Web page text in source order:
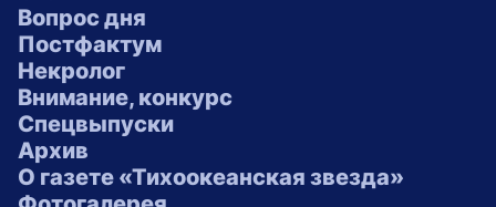
Вопрос дня
Постфактум
Некролог
Внимание, конкурс
Спецвыпуски
Архив
О газете «Тихоокеанская звезда»